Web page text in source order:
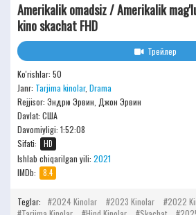
Amerikalik omadsiz / Amerikalik
kino skachat FHD
Трейлер
Ko'rishlar: 50
Janr: Tarjima kinolar, Drama
Rejjisor: Эндрю Эрвин, Джон Эрвин
Davlat: США
Davomiyligi: 1:52:08
Sifati:
HD
Ishlab chiqarilgan yili: 2021
IMDb:
8.4
Teglar: 2024 Kinolar 2023 Kinolar 2022